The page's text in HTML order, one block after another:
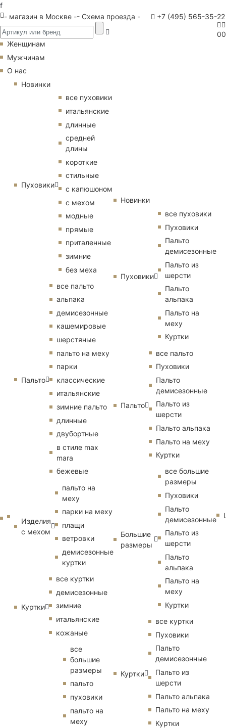
f
- магазин в Москве -- Схема проезда - +7 (495) 565-35-22
00
Женщинам
Мужчинам
О нас
Новинки
Пуховики
все пуховики
итальянские
длинные
средней
длины
короткие
стильные
с капюшоном
с мехом
модные
прямые
приталенные
зимние
без меха
Пальто
все пальто
альпака
демисезонные
кашемировые
шерстяные
пальто на меху
парки
классические
итальянские
зимние пальто
длинные
двубортные
в стиле max
mara
бежевые
Изделия
с мехом
пальто на
меху
парки на меху
плащи
ветровки
демисезонные
куртки
Куртки
все куртки
демисезонные
зимние
итальянские
кожаные
все
большие
размеры
пальто
пуховики
пальто на
меху
Новинки
Пуховики
все пуховики
Пуховики
Пальто
демисезонные
Пальто из
шерсти
Пальто
альпака
Пальто на
меху
Куртки
Пальто
все пальто
Пуховики
Пальто
демисезонные
Пальто из
шерсти
Пальто альпака
Пальто на меху
Куртки
Большие
размеры
все большие
размеры
Пуховики
Пальто
демисезонные
Пальто из
шерсти
Пальто
альпака
Пальто на
меху
Куртки
Куртки
все куртки
Пуховики
Пальто
демисезонные
Пальто из
шерсти
Пальто альпака
Пальто на меху
Куртки